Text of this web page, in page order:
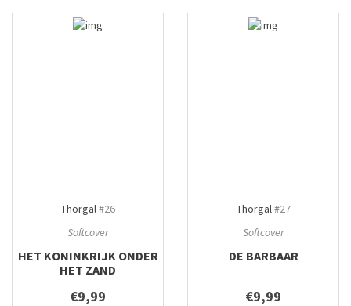
Thorgal#26
Softcover
HET KONINKRIJK ONDER
HET ZAND
€9,99
Thorgal#27
Softcover
DE BARBAAR
€9,99